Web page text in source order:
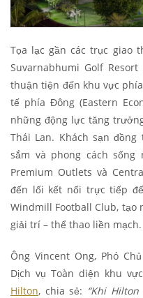
Tọa lạc gần các trục giao
Suvarnabhumi Golf
thuận tiện đến khu vực
tế phía Đông (Eastern
những động lực tăng
Thái Lan. Khách sạn
sắm và phong cách sống
Premium Outlets và
đến lối kết nối trực tiếp
Windmill Football Club, tạo
giải trí – thể thao liền mạch.
Ông Vincent Ong, Phó
Dịch vụ Toàn diện khu
Hilton, chia sẻ: “Khi